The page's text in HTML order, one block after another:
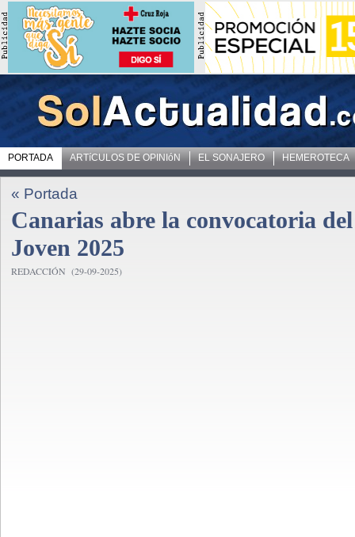
PORTADA ARTíCULOS DE OPINIóN EL SONAJERO HEMEROTECA
« Portada
Canarias abre la convocatoria
Joven 2025
REDACCIÓN (29-09-2025)